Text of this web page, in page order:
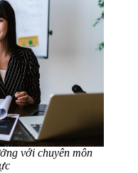
với chuyên môn